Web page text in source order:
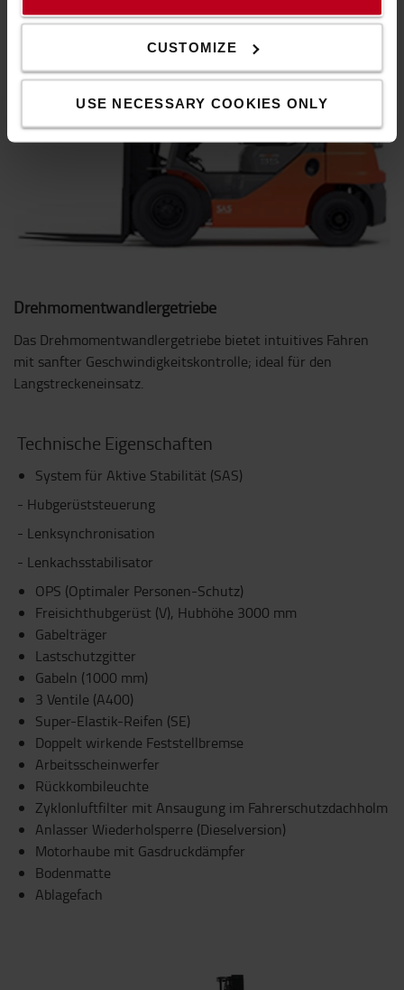
CUSTOMIZE
USE NECESSARY COOKIES ONLY
Drehmomentwandlergetriebe
Das Drehmomentwandlergetriebe bietet intuitives Fahren
mit sanfter Geschwindigkeitskontrolle; ideal für den
Langstreckeneinsatz.
Technische Eigenschaften
System für Aktive Stabilität (SAS)
- Hubgerüststeuerung
- Lenksynchronisation
- Lenkachsstabilisator
OPS (Optimaler Personen-Schutz)
Freisichthubgerüst (V), Hubhöhe 3000 mm
Gabelträger
Lastschutzgitter
Gabeln (1000 mm)
3 Ventile (A400)
Super-Elastik-Reifen (SE)
Doppelt wirkende Feststellbremse
Arbeitsscheinwerfer
Rückkombileuchte
Zyklonluftfilter mit Ansaugung im Fahrerschutzdachholm
Anlasser Wiederholsperre (Dieselversion)
Motorhaube mit Gasdruckdämpfer
Bodenmatte
Ablagefach